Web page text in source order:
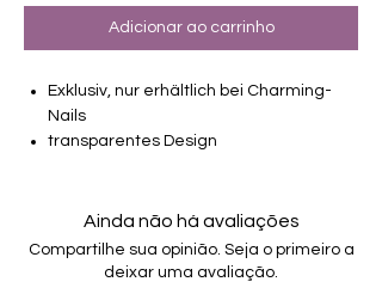
Adicionar ao carrinho
Exklusiv, nur erhältlich bei Charming-
Nails
transparentes Design
16.5mm)
Für alle Nägel geeignet
Halten bis zu 14 Tage
Ainda não há avaliações
Compartilhe sua opinião. Seja o primeiro a
deixar uma avaliação.